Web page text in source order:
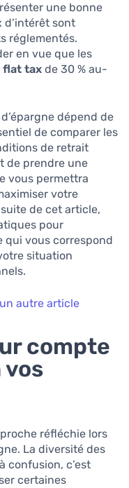
une bonne
sont
réglementés.
en vue que les
flat tax de 30 % au-
dépend de
de comparer les
de retrait
de prendre une
vous permettra
votre
de cet article,
pour
qui vous correspond
situation
autre article
compte
vos
réfléchie lors
La diversité des
confusion, c’est
certaines